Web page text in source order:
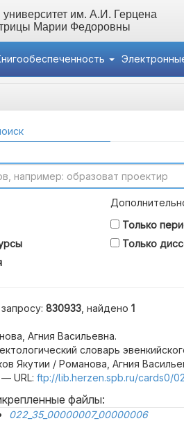
университет им. А.И. Герцена
Марии Федоровны
Только
Только
830933 , найдено 1
Агния Васильевна.
словарь
Якутии / Романова, Агния
URL: ftp://lib.herzen.spb.ru/cards0/
файлы:
022_35_00000007_00000006